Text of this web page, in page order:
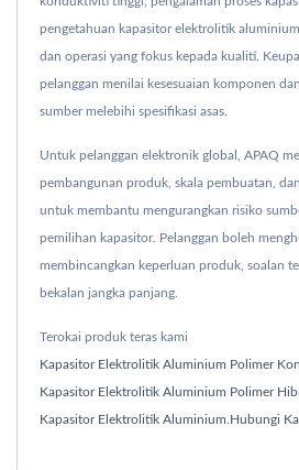
pengetahuan kapasitor elektrolitik
dan operasi yang fokus kepada kualiti.
pelanggan menilai kesesuaian komponen
sumber melebihi spesifikasi asas.
Untuk pelanggan elektronik global, APAQ
pembangunan produk, skala pembuatan,
untuk membantu mengurangkan risiko
pemilihan kapasitor. Pelanggan boleh
membincangkan keperluan produk, soalan
bekalan jangka panjang.
Terokai produk teras kami
Kapasitor Elektrolitik Aluminium Polimer
Kapasitor Elektrolitik Aluminium Polimer
Kapasitor Elektrolitik Aluminium Hubungi